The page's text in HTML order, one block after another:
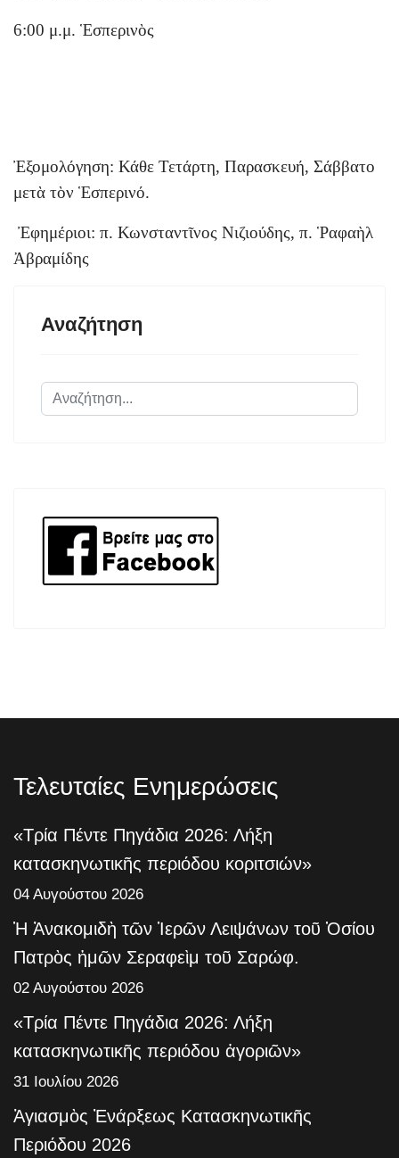
6:00 μ.μ. Ἑσπερινὸς
Ἐξομολόγηση: Κάθε Τετάρτη, Παρασκευή, Σάββατο
μετὰ τὸν Ἑσπερινό.
Ἐφημέριοι: π. Κωνσταντῖνος Νιζιούδης, π. Ῥαφαὴλ
Ἀβραμίδης
Αναζήτηση
Αναζήτηση...
Τελευταίες Ενημερώσεις
«Τρία Πέντε Πηγάδια 2026: Λήξη
κατασκηνωτικῆς περιόδου κοριτσιών»
04 Αυγούστου 2026
Ἡ Ἀνακομιδὴ τῶν Ἱερῶν Λειψάνων τοῦ Ὁσίου
Πατρὸς ἡμῶν Σεραφεὶμ τοῦ Σαρώφ.
02 Αυγούστου 2026
«Τρία Πέντε Πηγάδια 2026: Λήξη
κατασκηνωτικῆς περιόδου ἀγοριῶν»
31 Ιουλίου 2026
Ἁγιασμὸς Ἐνάρξεως Κατασκηνωτικῆς
Περιόδου 2026